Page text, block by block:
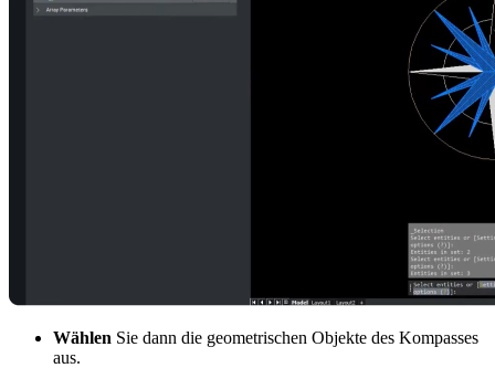
Wählen Sie dann die geometrischen Objekte des Kompasses
aus.